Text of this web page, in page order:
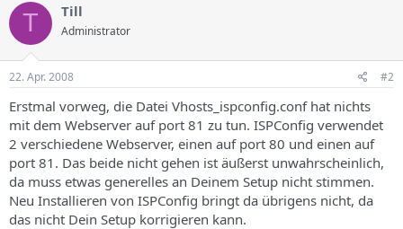
T Till
Administrator
22. Apr. 2008 #2
Erstmal vorweg, die Datei Vhosts_ispconfig.conf hat nichts
mit dem Webserver auf port 81 zu tun. ISPConfig verwendet
2 verschiedene Webserver, einen auf port 80 und einen auf
port 81. Das beide nicht gehen ist äußerst unwahrscheinlich,
da muss etwas generelles an Deinem Setup nicht stimmen.
Neu Installieren von ISPConfig bringt da übrigens nicht, da
das nicht Dein Setup korrigieren kann.